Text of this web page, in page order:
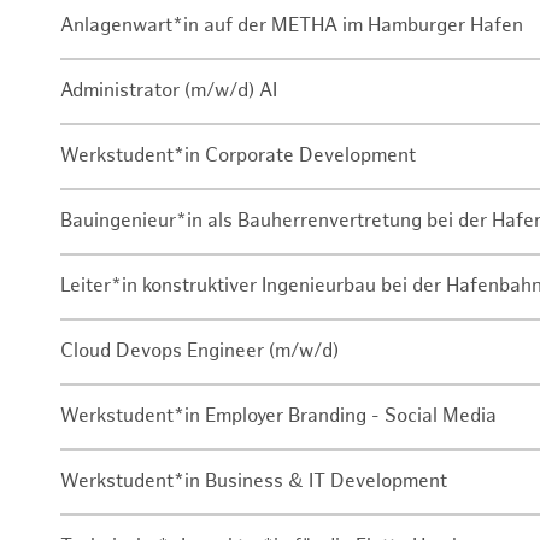
Anlagenwart*in auf der METHA im Hamburger Hafen
Administrator (m/w/d) AI
Werkstudent*in Corporate Development
Bauingenieur*in als Bauherrenvertretung bei der
Leiter*in konstruktiver Ingenieurbau bei der Hafenbahn
Cloud Devops Engineer (m/w/d)
Werkstudent*in Employer Branding - Social Media
Werkstudent*in Business & IT Development